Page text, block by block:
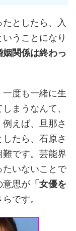
としたら、入
うことになり
姻関係は終わっ
度も一緒に生
まうなんて、
えば、旦那さ
たら、石原さ
です。芸能界
たいないことで
意思が 「女優を
です。